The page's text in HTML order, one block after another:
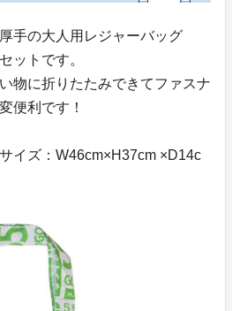
手の大人用レジャーバッグ
ットです。
物に折りたたみできてファスナ
便利です！
イズ：W46cm×H37cm ×D14c